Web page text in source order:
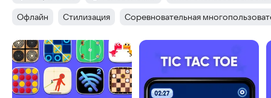
Тег:
Офлайн Тег:
Стилизация Тег:
Соревновательная
Скриншоты